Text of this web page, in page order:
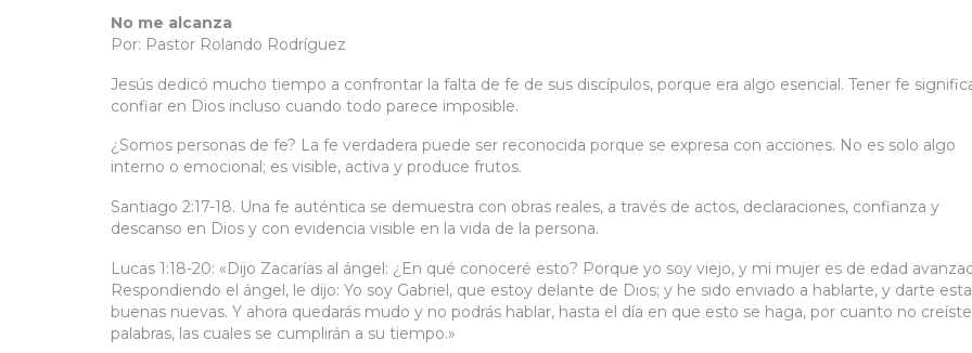
No me alcanza
Por: Pastor Rolando Rodríguez
Jesús dedicó mucho tiempo a confrontar la falta de fe de sus discípulos, porque era algo esencial. Tener fe
confiar en Dios incluso cuando todo parece imposible.
¿Somos personas de fe? La fe verdadera puede ser reconocida porque se expresa con acciones. No es solo algo
interno o emocional; es visible, activa y produce frutos.
Santiago 2:17-18. Una fe auténtica se demuestra con obras reales, a través de actos, declaraciones, confianza y
descanso en Dios y con evidencia visible en la vida de la persona.
Lucas 1:18-20: «Dijo Zacarías al ángel: ¿En qué conoceré esto? Porque yo soy viejo, y mi mujer es de edad
Respondiendo el ángel, le dijo: Yo soy Gabriel, que estoy delante de Dios; y he sido enviado a hablarte, y darte
buenas nuevas. Y ahora quedarás mudo y no podrás hablar, hasta el día en que esto se haga, por cuanto no
palabras, las cuales se cumplirán a su tiempo.»